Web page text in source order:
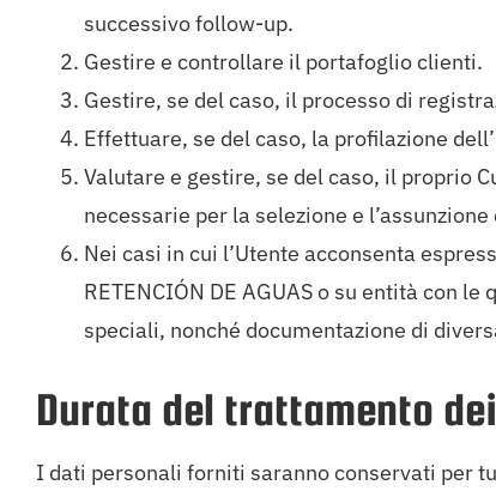
successivo follow-up.
Gestire e controllare il portafoglio clienti.
Gestire, se del caso, il processo di
Effettuare, se del caso, la profilazione
Valutare e gestire, se del caso, il proprio
necessarie per la selezione e
Nei casi in cui l’Utente acconsenta
RETENCIÓN DE AGUAS o su entità con
speciali, nonché documentazione di
Durata del trattamento
I dati personali forniti saranno conservati per